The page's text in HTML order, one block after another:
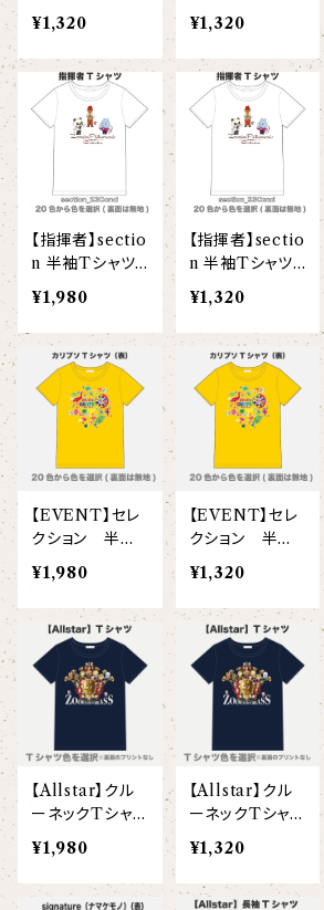
【hibiscus】
【I love】
【xx's day】
【birthday】
【anniversary】
【Allstar】
【unit】
オリジナルイラストTシャツ
侍BRASSTシャツ
【vividtypo】
【wreath】
【custom_point】
【resort】
ポロシャツ
【emblem_basic】
【crest】
【6faces】
カラードライポロシャツ
【Brass_emblem】
シャツ
アロハシャツ
ボタンダウン半袖シャツ
オックスフォード長袖シャツ
パーカー
プルオーバーパーカー
ドライジップパーカー
ドライストレッチプルオーバーパーカー
トレーナー
アウター
Tシャツ（長袖）
【chara】
【custom_point】
【xx's day】
【embrem_American】
【Amazing player】
【EVENT ※期間限定商品】
ハット・ネックウォーマー
ソックス
ネクタイ
ラグランTシャツ
ダンボールニットTシャツ
ジュートバッグ
サコッシュ
ポシェット
バックパック・リュック
スマトラトラ
ホッキョクグマ
ジョー
ハンナ
ムートン
ローズマリー
パーカッション
ドール
リトルシスタードール
たたきのトリ アイリス
たたきのトリ スカーレット
ズーラシアンフィルハーモニー管弦楽団
コビトカバ
ジャイアントパンダ
ゴールデンターキン
オセロット
グランパバク
カズンバク
雲豹（ウンピョウ）
アムールヒョウ
白ヤギ
黒ヤギ
はたらくトリ
セクション
トラ軍団
トランペッターズ
バク一族
パーカッションチーム
ラブコンサートT
シャツ(ベビー)
¥1,320
ラブコンサートT
シャツ(こども)
¥1,320
【指揮者】sectio
n 半袖Tシャツ
片面(大人)
¥1,980
【指揮者】sectio
n 半袖Tシャツ
片面(こども)
¥1,320
【EVENT】セレ
クション 半袖
Tシャツ(大人)
¥1,980
【EVENT】セレ
クション 半袖
Tシャツ(こども)
¥1,320
【Allstar】クル
ーネックTシャツ
（半袖）（大人）
¥1,980
【Allstar】クル
ーネックTシャツ
（半袖）（こども）
¥1,320